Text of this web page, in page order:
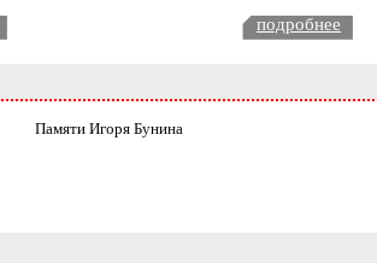
подробнее
Памяти Игоря Бунина